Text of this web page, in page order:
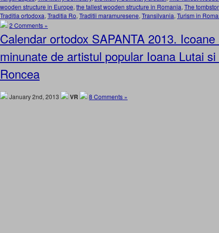
wooden structure in Europe, the tallest wooden structure in Romania, The
Traditia ortodoxa, Traditia Ro, Traditii maramuresene, Transilvania, Turism in
2 Comments »
Calendar ortodox SAPANTA 2013.
minunate de artistul popular Ioana Lutai
Roncea
January 2nd, 2013 VR 8 Comments »